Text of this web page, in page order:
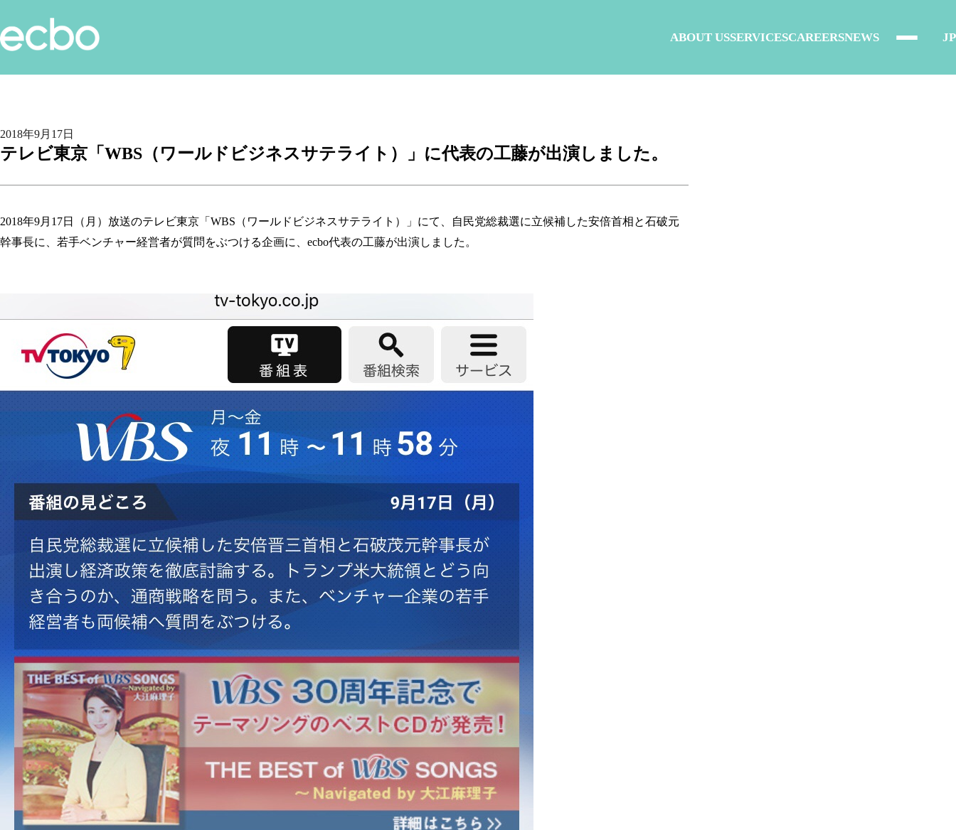
ABOUT USSERVICESCAREERSNEWS JP
2018年9月17日
テレビ東京「WBS（ワールドビジネスサテライト）」に代表の工藤が出演しました。
2018年9月17日（月）放送のテレビ東京「WBS（ワールドビジネスサテライト）」にて、自民党総裁選に立候補した安倍首相と石破元
幹事長に、若手ベンチャー経営者が質問をぶつける企画に、ecbo代表の工藤が出演しました。